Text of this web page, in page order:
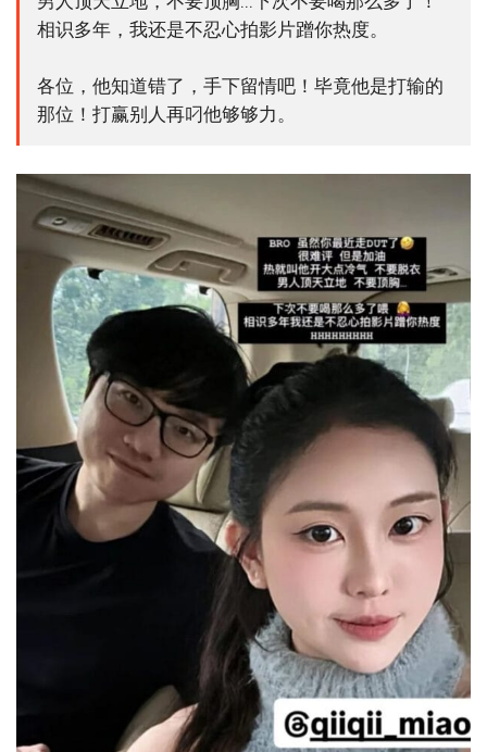
相识多年，我还是不忍心拍影片蹭你热度。
各位，他知道错了，手下留情吧！毕竟他是打输的
那位！打赢别人再叼他够够力。